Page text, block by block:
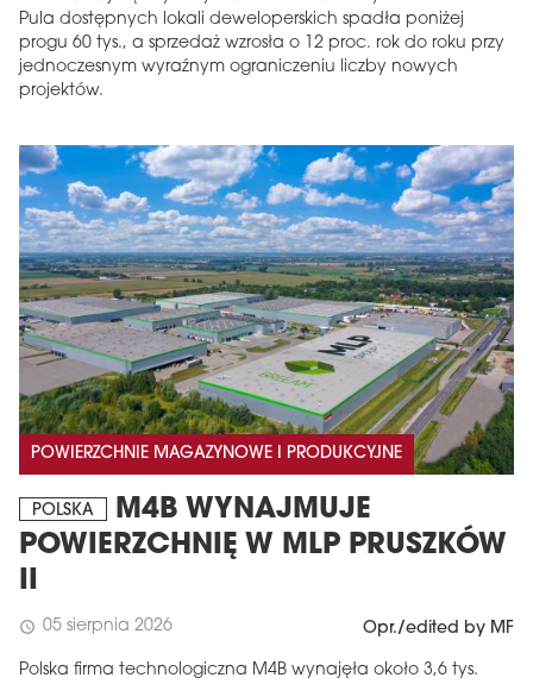
Pula dostępnych lokali deweloperskich spadła poniżej
progu 60 tys., a sprzedaż wzrosła o 12 proc. rok do roku przy
jednoczesnym wyraźnym ograniczeniu liczby nowych
projektów.
POWIERZCHNIE MAGAZYNOWE I PRODUKCYJNE
POLSKA
M4B WYNAJMUJE
POWIERZCHNIĘ W MLP PRUSZKÓW
II
schedule 05 sierpnia 2026 Opr./edited by MF
Polska firma technologiczna M4B wynajęła około 3,6 tys.